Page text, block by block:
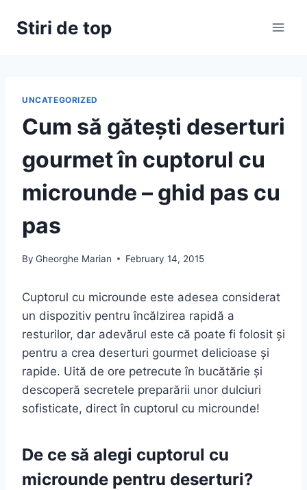
Stiri de top
UNCATEGORIZED
Cum să gătești deserturi
gourmet în cuptorul cu
microunde – ghid pas cu
pas
By Gheorghe Marian February 14, 2015
Cuptorul cu microunde este adesea considerat
un dispozitiv pentru încălzirea rapidă a
resturilor, dar adevărul este că poate fi folosit și
pentru a crea deserturi gourmet delicioase și
rapide. Uită de ore petrecute în bucătărie și
descoperă secretele preparării unor dulciuri
sofisticate, direct în cuptorul cu microunde!
De ce să alegi cuptorul cu
microunde pentru deserturi?